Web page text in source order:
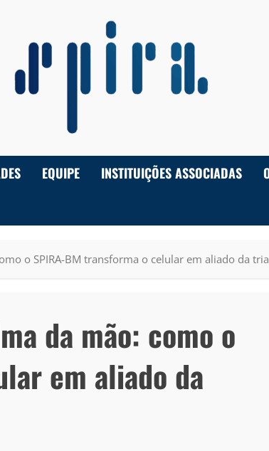
EQUIPE INSTITUIÇÕES ASSOCIADAS
o SPIRA-BM transforma o celular em aliado da
da mão: como o
em aliado da